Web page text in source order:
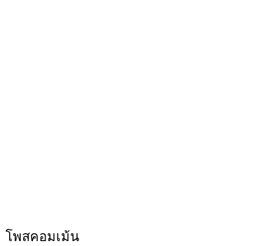
โพสคอมเม้น